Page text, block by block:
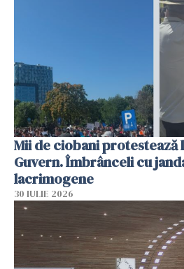
Mii de ciobani protestează
Guvern. Îmbrânceli cu
lacrimogene
30 IULIE 2026